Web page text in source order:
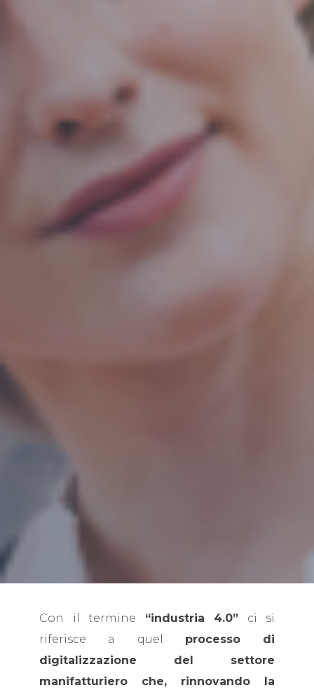
Con il termine “industria 4.0” ci si
riferisce a quel processo di
digitalizzazione del settore
manifatturiero che, rinnovando la